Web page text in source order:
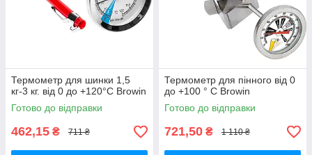
Термометр для шинки 1,5
кг-3 кг. від 0 до +120°C Browin
Готово до відправки
462,15 ₴ 711 ₴
Термометр для пінного від 0
до +100 ° C Browin
Готово до відправки
721,50 ₴ 1 110 ₴